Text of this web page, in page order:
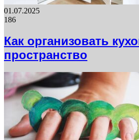
01.07.2025
186
Как организовать
пространство